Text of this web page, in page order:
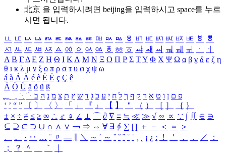
北京 을 입력하시려면 beijing을 입력하시고 space를 누르
시면 됩니다.
ㅥ ㅦ ㅧ ㅨ ㅩ ㅪ ㅫ ㅬ ㅭ ㅮ ㅯ ㅰ ㅱ ㅲ ㅳ ㅴ ㅵ ㅶ ㅷ ㅸ
ㅹ
ㅺ ㅻ ㅼ ㅽ ㅾ ㅿ ㆀ ㆁ ㆂ ㆃ ㆄ ㆅ ㆆ ㆇ ㆈ ㆉ ㆊ ㆋ ㆌ ㆍ
ㆎ
Α Β ΓΔ Ε Ζ Η Θ Ι ΚΛ Μ Ν Ξ Ο Π Ρ Σ ΤΥ Φ Χ Ψ Ω α β γ δ ε ζ η
θ ι κ λ μ ν ξ ο π ρ σ τ υ φ χ ψ ω
á à Á À é è É È ç Ç ê
Ä Ö Ü ä ö ü ß
ִֶֹ ֻּ ׁׂ פ ם ן ו ט א ר ק ף ך ל ח י ע כ ג ד ש ץ ת צ מ נ ה ב
‘ ’ “ ” 〔 〕 〈 〉 「 」 『 』 【 】 ＂ （ ） ［ ］ ｛ ｝
± × ÷ ≠ ≤ ≥ ∞ ∴ ♂ ♀ ∠ ⊥ ⌒ ∂ ∇ ≡ ≒ ≪ ≫ √ ∽ ∝ ∵ ∫ ∬ ∈ ∋
⊆ ⊇ ⊂ ⊃ ∪ ∩ ∧ ∨ ￢ ⇒ ⇔ ∀ ∃ ∮ ∑ ∏ ＋ － ＜ ＝
＞
、
。 · ‥ … ¨ 〃 ― ＼ ∼ ´ ～ ˇ ˘ ˝ ˚ ˙ ¸ ¡ ¿ ː ！ ＇ ， ． ／
：
；
？ ＾ ｀